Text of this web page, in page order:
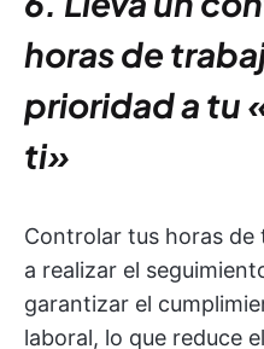
horas de
prioridad a tu
ti»
Controlar tus horas de
a realizar el
garantizar el
laboral, lo que reduce